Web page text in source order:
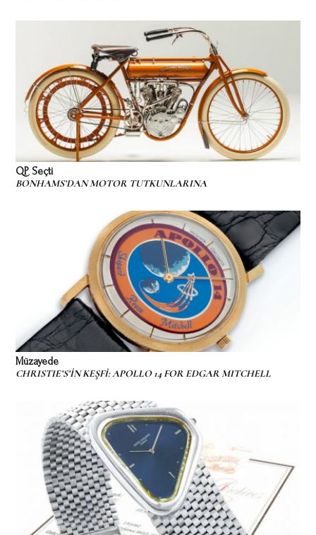
QP Seçti
BONHAMS’DAN MOTOR TUTKUNLARINA
Müzayede
CHRISTIE’S’İN KEŞFİ: APOLLO 14 FOR EDGAR MITCHELL